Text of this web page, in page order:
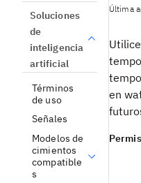
Soluciones
de
inteligencia
artificial
Términos
de uso
Señales
Modelos de
cimientos
compatible
s
Última
en